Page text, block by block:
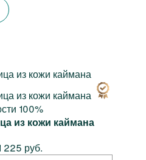
100%
из кожи каймана
225 руб.